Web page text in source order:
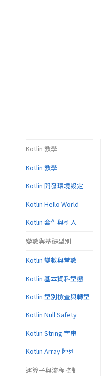
Kotlin 教學
Kotlin 教學
Kotlin 開發環境設定
Kotlin Hello World
Kotlin 套件與引入
變數與基礎型別
Kotlin 變數與常數
Kotlin 基本資料型態
Kotlin 型別檢查與轉型
Kotlin Null Safety
Kotlin String 字串
Kotlin Array 陣列
運算子與流程控制